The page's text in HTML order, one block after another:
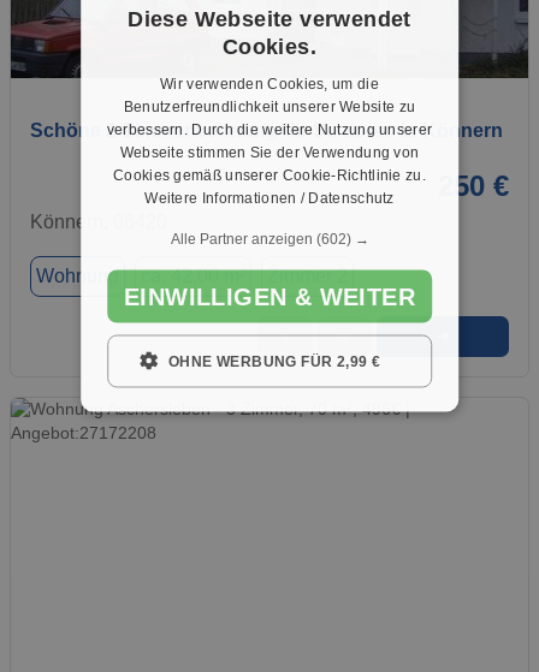
1 / 2
Schöne 2-Zimmerwohnung für Senioren in Könnern
250 €
Könnern, 06420
Wohnung ca. 42,00 m² Zimmer 2
★ ➦
Diese Webseite verwendet
Cookies.
Wir verwenden Cookies, um die
Benutzerfreundlichkeit unserer Website zu
verbessern. Durch die weitere Nutzung unserer
Webseite stimmen Sie der Verwendung von
Cookies gemäß unserer Cookie-Richtlinie zu.
Weitere Informationen / Datenschutz
Alle Partner anzeigen (602) →
EINWILLIGEN & WEITER
OHNE WERBUNG FÜR 2,99 €